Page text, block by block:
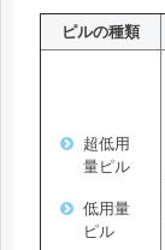
ピルの種類
超低用
量ピル
低用量
ピル